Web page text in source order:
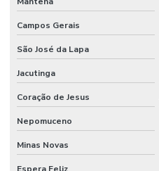
Campos Gerais
São José da Lapa
Jacutinga
Coração de Jesus
Nepomuceno
Minas Novas